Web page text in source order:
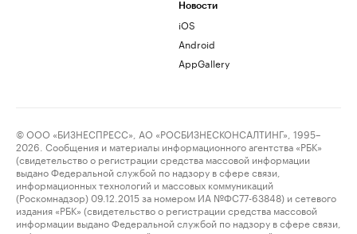
Новости
iOS
Android
AppGallery
© ООО «БИЗНЕСПРЕСС», АО «РОСБИЗНЕСКОНСАЛТИНГ», 1995–
2026. Сообщения и материалы информационного агентства «РБК»
(свидетельство о регистрации средства массовой информации
выдано Федеральной службой по надзору в сфере связи,
информационных технологий и массовых коммуникаций
(Роскомнадзор) 09.12.2015 за номером ИА №ФС77-63848) и сетевого
издания «РБК» (свидетельство о регистрации средства массовой
информации выдано Федеральной службой по надзору в сфере связи,